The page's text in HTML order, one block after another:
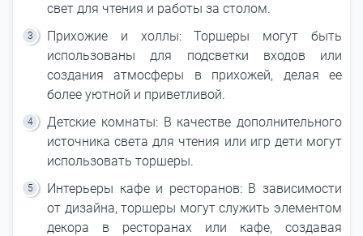
свет для чтения и работы за столом.
Прихожие и холлы: Торшеры могут быть
использованы для подсветки входов или
создания атмосферы в прихожей, делая ее
более уютной и приветливой.
Детские комнаты: В качестве дополнительного
источника света для чтения или игр дети могут
использовать торшеры.
Интерьеры кафе и ресторанов: В зависимости
от дизайна, торшеры могут служить элементом
декора в ресторанах или кафе, создавая